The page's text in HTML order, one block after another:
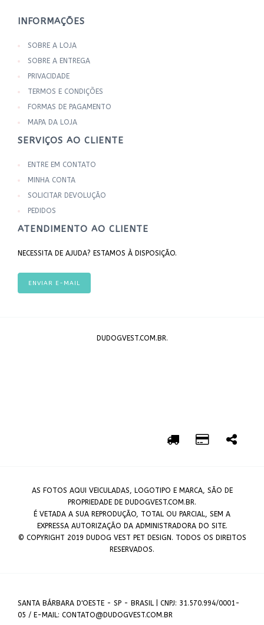
INFORMAÇÕES
SOBRE A LOJA
SOBRE A ENTREGA
PRIVACIDADE
TERMOS E CONDIÇÕES
FORMAS DE PAGAMENTO
MAPA DA LOJA
SERVIÇOS AO CLIENTE
ENTRE EM CONTATO
MINHA CONTA
SOLICITAR DEVOLUÇÃO
PEDIDOS
ATENDIMENTO AO CLIENTE
NECESSITA DE AJUDA? ESTAMOS À DISPOSIÇÃO.
ENVIAR E-MAIL
DUDOGVEST.COM.BR.
AS FOTOS AQUI VEICULADAS, LOGOTIPO E MARCA, SÃO DE
PROPRIEDADE DE DUDOGVEST.COM.BR.
É VETADA A SUA REPRODUÇÃO, TOTAL OU PARCIAL, SEM A
EXPRESSA AUTORIZAÇÃO DA ADMINISTRADORA DO SITE.
© COPYRIGHT 2019 DUDOG VEST PET DESIGN. TODOS OS DIREITOS
RESERVADOS.
SANTA BÁRBARA D'OESTE - SP - BRASIL | CNPJ: 31.570.994/0001-
05 / E-MAIL: CONTATO@DUDOGVEST.COM.BR